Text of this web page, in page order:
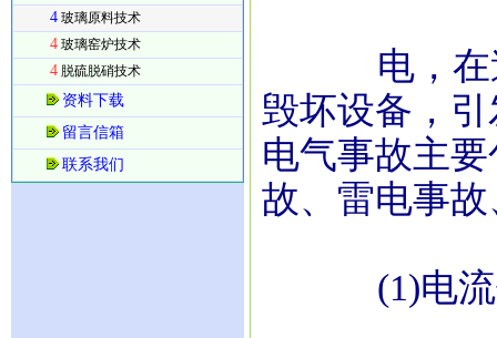
4 玻璃原料技术
4 玻璃窑炉技术
4 脱硫脱硝技术
资料下载
留言信箱
联系我们
电，在造
毁坏设备，
电气事故主
故、雷电事
(1)电流